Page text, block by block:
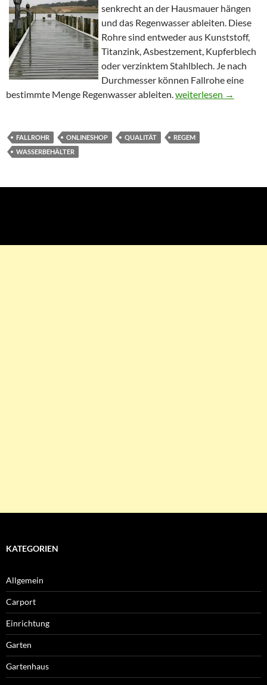
senkrecht an der Hausmauer hängen
und das Regenwasser ableiten. Diese
Rohre sind entweder aus Kunststoff,
Titanzink, Asbestzement, Kupferblech
oder verzinktem Stahlblech. Je nach
Durchmesser können Fallrohe eine
bestimmte Menge Regenwasser ableiten.Praktischer
weiterlesen →
FALLROHR ONLINESHOP QUALITÄT
REGEM
WASSERBEHÄLTER
KATEGORIEN
Allgemein
Carport
Einrichtung
Garten
Gartenhaus